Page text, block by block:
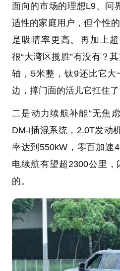
面向的市场的理想L9、问
适性的家庭用户，但个性
是吸睛率更高。再加上
很“大湾区揽胜”有没有？
轴，5米整，钛9还比它大
边，撑门面的活儿它扛住了
二是动力续航补能“无焦
DM-i插混系统，2.0T发动
率达到550kW，零百加速
电续航有望超2300公里
的。